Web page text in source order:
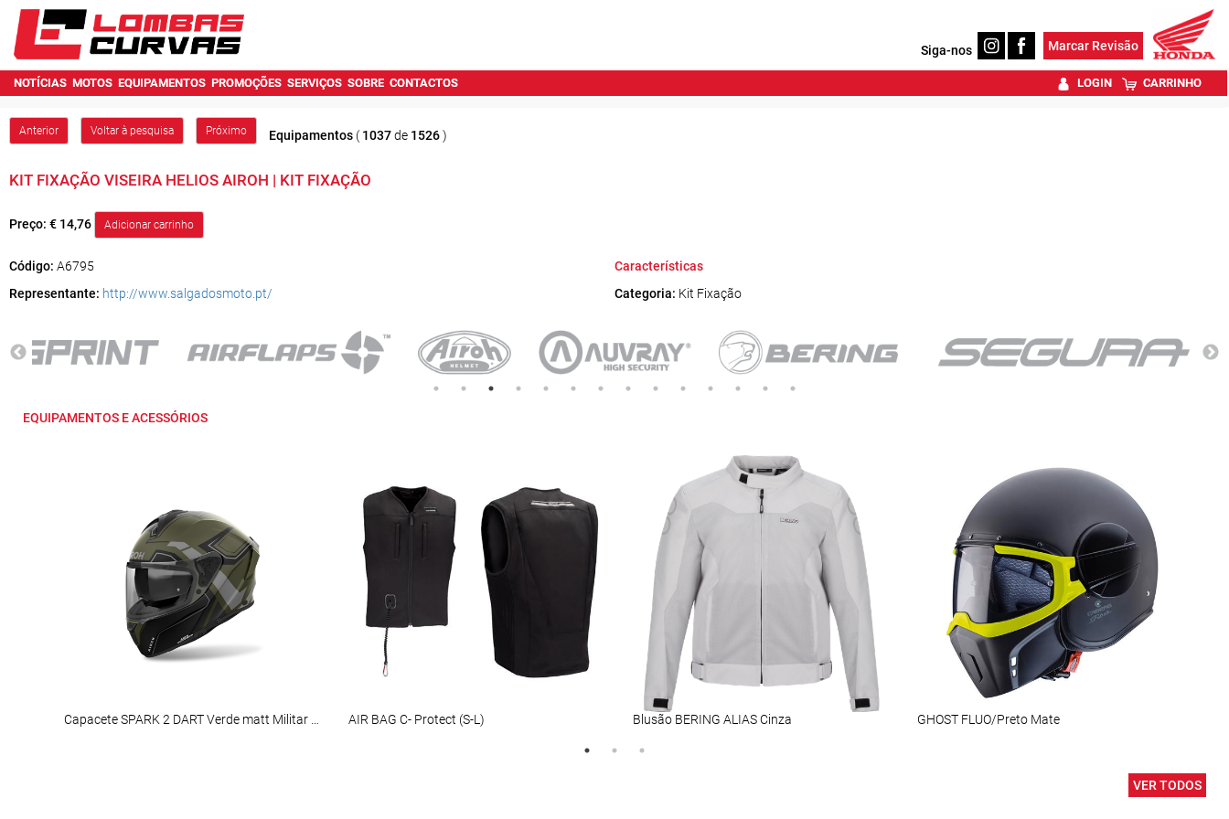
Siga-nos Marcar Revisão
NOTÍCIAS MOTOS EQUIPAMENTOS PROMOÇÕES SERVIÇOS SOBRE CONTACTOS LOGIN CARRINHO
Anterior Voltar à pesquisa Próximo Equipamentos (1037de 1526)
KIT FIXAÇÃO VISEIRA HELIOS AIROH | KIT FIXAÇÃO
Preço: € 14,76
Código: A6795
Representante: http://www.salgadosmoto.pt/
Características
Categoria: Kit Fixação
EQUIPAMENTOS E ACESSÓRIOS
AIR BAG C- Protect (S-L) Blusão BERING ALIAS Cinza GHOST FLUO/Preto Mate
VER TODOS